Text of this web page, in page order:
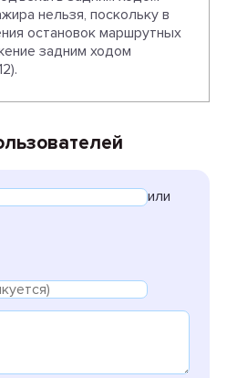
нельзя, поскольку в
остановок маршрутных
задним ходом
или